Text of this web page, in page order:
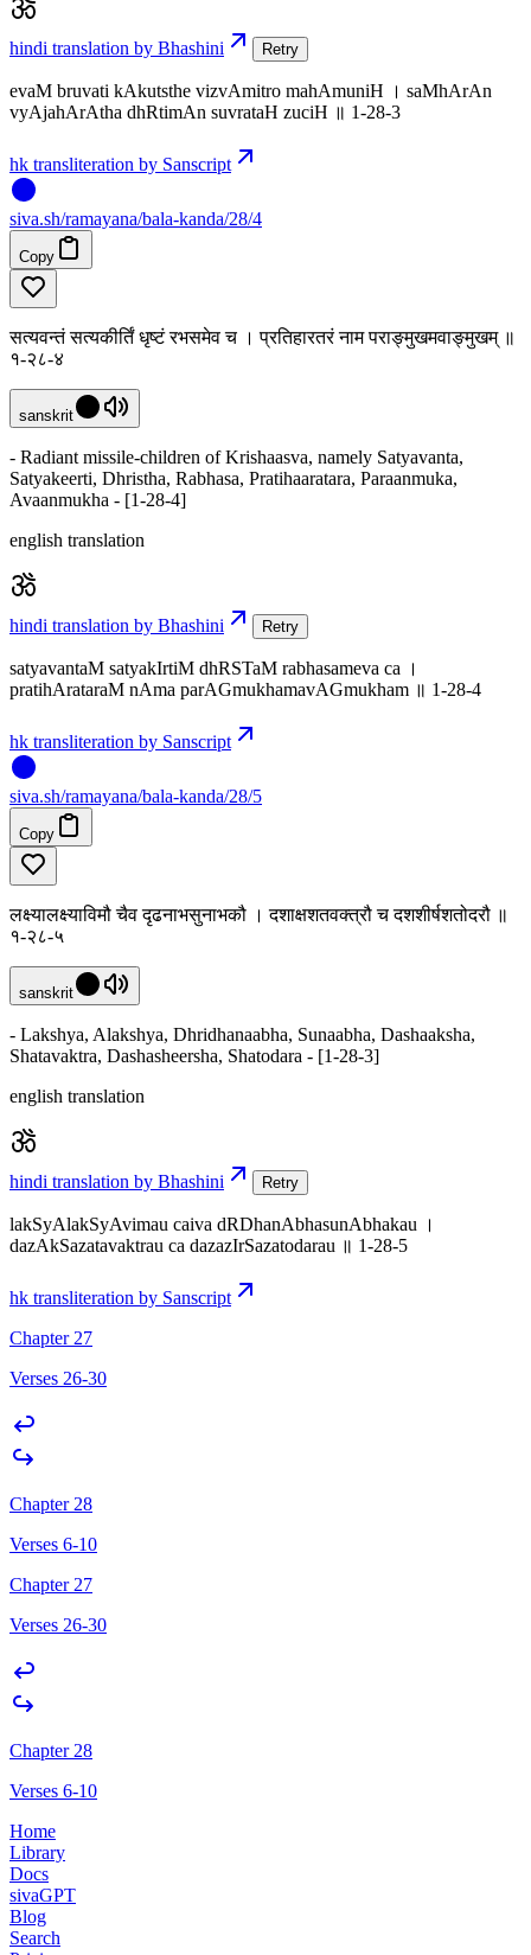
hindi translation by Bhashini Retry
evaM bruvati kAkutsthe vizvAmitro mahAmuniH । saMhArAn
vyAjahArAtha dhRtimAn suvrataH zuciH ॥ 1-28-3
hk transliteration by Sanscript
siva.sh/ramayana/bala-kanda/28/4
Copy
सत्यवन्तं सत्यकीर्तिं धृष्टं रभसमेव च । प्रतिहारतरं नाम पराङ्मुखमवाङ्मुखम् ॥
१-२८-४
sanskrit
- Radiant missile-children of Krishaasva, namely Satyavanta,
Satyakeerti, Dhristha, Rabhasa, Pratihaaratara, Paraanmuka,
Avaanmukha - [1-28-4]
english translation
hindi translation by Bhashini Retry
satyavantaM satyakIrtiM dhRSTaM rabhasameva ca ।
pratihArataraM nAma parAGmukhamavAGmukham ॥ 1-28-4
hk transliteration by Sanscript
siva.sh/ramayana/bala-kanda/28/5
Copy
लक्ष्यालक्ष्याविमौ चैव दृढनाभसुनाभकौ । दशाक्षशतवक्त्रौ च दशशीर्षशतोदरौ ॥
१-२८-५
sanskrit
- Lakshya, Alakshya, Dhridhanaabha, Sunaabha, Dashaaksha,
Shatavaktra, Dashasheersha, Shatodara - [1-28-3]
english translation
hindi translation by Bhashini Retry
lakSyAlakSyAvimau caiva dRDhanAbhasunAbhakau ।
dazAkSazatavaktrau ca dazazIrSazatodarau ॥ 1-28-5
hk transliteration by Sanscript
Chapter 27
Verses 26-30
Chapter 28
Verses 6-10
Chapter 27
Verses 26-30
Chapter 28
Verses 6-10
Home
Library
Docs
sivaGPT
Blog
Search